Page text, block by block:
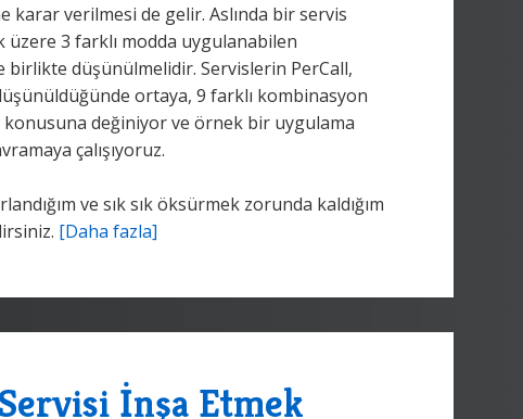
verilmesi de gelir. Aslında bir servis
3 farklı modda uygulanabilen
birlikte düşünülmelidir. Servislerin PerCall,
ortaya, 9 farklı kombinasyon
konusuna değiniyor ve örnek bir uygulama
çalışıyoruz.
ve sık sık öksürmek zorunda kaldığım
[Daha fazla]
İnşa Etmek